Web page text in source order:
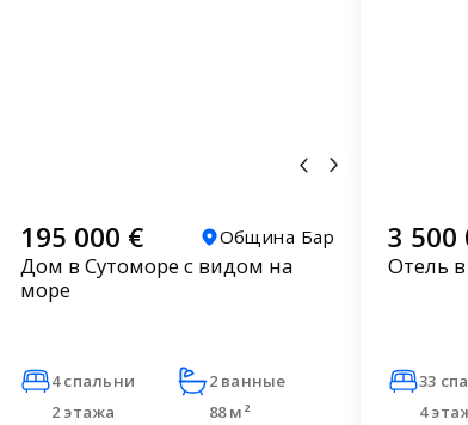
195 000 € Община Бар
Дом в Сутоморе с видом на
море
4 спальни
2 ванные
2 этажа
88 м²
3 500
Отель
33
4